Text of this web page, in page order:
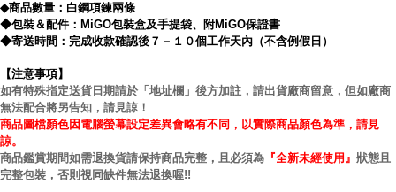
內容簡介
【MiGO】 Link 對男女項鍊
◆商品數量：白鋼項鍊兩條
◆包裝＆配件：MiGO包裝盒及手提袋、附MiGO保證書
◆寄送時間：完成收款確認後７－１０個工作天內（不含例假日）
【注意事項】
如有特殊指定送貨日期請於「地址欄」後方加註，請出貨廠商留意，但如廠商
無法配合將另告知，請見諒！
商品圖檔顏色因電腦螢幕設定差異會略有不同，以實際商品顏色為準，請見
諒。
商品鑑賞期間如需退換貨請保持商品完整，且必須為 『全新未經使用』 狀態且
完整包裝，否則視同缺件無法退換喔!!